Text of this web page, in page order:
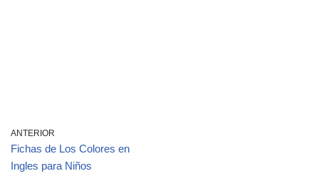
ANTERIOR
Fichas de Los Colores en
Ingles para Niños